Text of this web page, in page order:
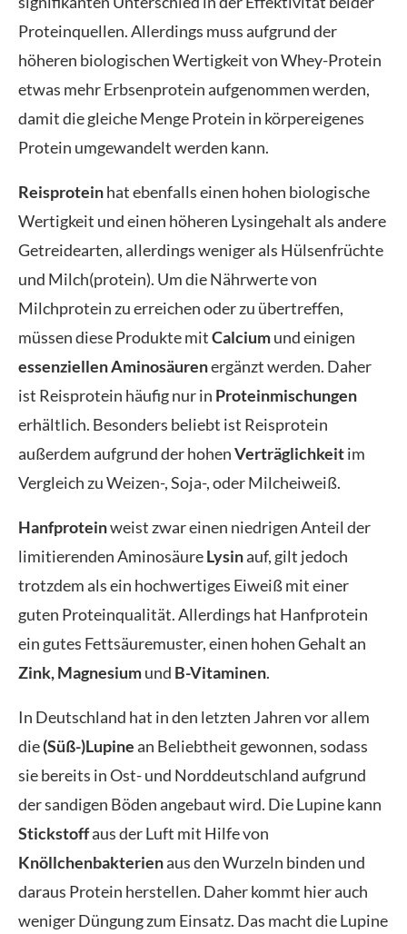
Proteinquellen. Allerdings muss aufgrund der
höheren biologischen Wertigkeit von Whey-Protein
etwas mehr Erbsenprotein aufgenommen werden,
damit die gleiche Menge Protein in körpereigenes
Protein umgewandelt werden kann.
Reisproteinhat ebenfalls einen hohen biologische
Wertigkeit und einen höheren Lysingehalt als andere
Getreidearten, allerdings weniger als Hülsenfrüchte
und Milch(protein). Um die Nährwerte von
Milchprotein zu erreichen oder zu übertreffen,
müssen diese Produkte mitCalciumund einigen
essenziellen Aminosäurenergänzt werden. Daher
ist Reisprotein häufig nur in Proteinmischungen
erhältlich. Besonders beliebt ist Reisprotein
außerdem aufgrund der hohenVerträglichkeitim
Vergleich zu Weizen-, Soja-, oder Milcheiweiß.
Hanfproteinweist zwar einen niedrigen Anteil der
limitierenden AminosäureLysinauf, gilt jedoch
trotzdem als ein hochwertiges Eiweiß mit einer
guten Proteinqualität. Allerdings hat Hanfprotein
ein gutes Fettsäuremuster, einen hohen Gehalt an
Zink, Magnesiumund B-Vitaminen.
In Deutschland hat in den letzten Jahren vor allem
die(Süß-)Lupinean Beliebtheit gewonnen, sodass
sie bereits in Ost- und Norddeutschland aufgrund
der sandigen Böden angebaut wird. Die Lupine kann
Stickstoffaus der Luft mit Hilfe von
Knöllchenbakterienaus den Wurzeln binden und
daraus Protein herstellen. Daher kommt hier auch
weniger Düngung zum Einsatz. Das macht die Lupine